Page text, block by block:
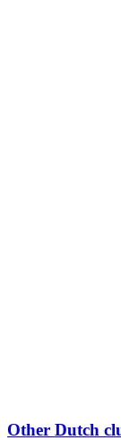
Other Dutch